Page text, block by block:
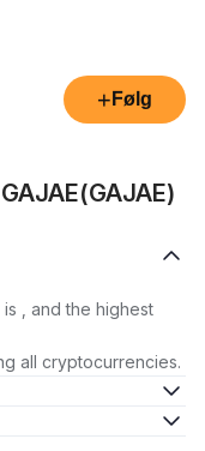
+ Følg
, and the highest
all cryptocurrencies.